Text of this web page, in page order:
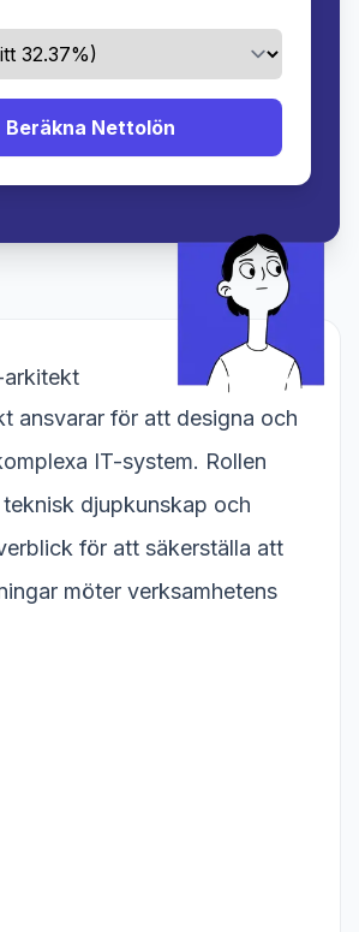
Beräkna Nettolön
arkitekt
ansvarar för att designa och
IT-system. Rollen
djupkunskap och
för att säkerställa att
möter verksamhetens